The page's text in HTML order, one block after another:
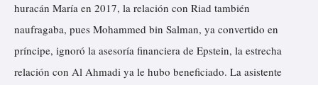
huracán María en 2017, la relación con Riad también
naufragaba, pues Mohammed bin Salman, ya convertido en
príncipe, ignoró la asesoría financiera de Epstein, la estrecha
relación con Al Ahmadi ya le hubo beneficiado. La asistente